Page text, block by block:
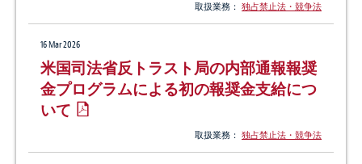
取扱業務： 独占禁止法・競争法
16 Mar 2026
米国司法省反トラスト局の内部通報報奨
金プログラムによる初の報奨金支給につ
いて
取扱業務： 独占禁止法・競争法